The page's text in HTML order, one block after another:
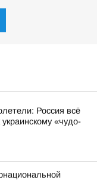
Россия всё
«чудо-